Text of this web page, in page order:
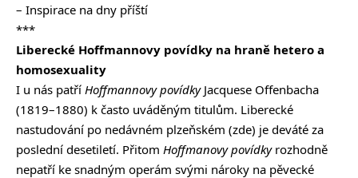
– Inspirace na dny příští
***
Liberecké Hoffmannovy povídky na hraně hetero a
homosexuality
I u nás patří Hoffmannovy povídkyJacquese Offenbacha
(1819–1880) k často uváděným titulům. Liberecké
nastudování po nedávném plzeňském (zde) je deváté za
poslední desetiletí. Přitom Hoffmanovy povídkyrozhodně
nepatří ke snadným operám svými nároky na pěvecké